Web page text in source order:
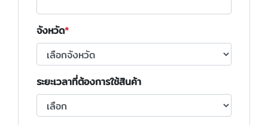
จังหวัด
ระยะเวลาที่ต้องการใช้สินค้า